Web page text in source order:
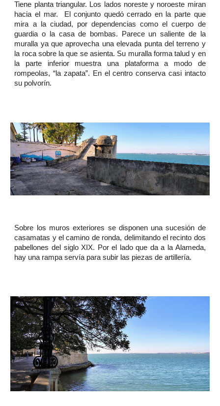
Tiene planta triangular. Los lados noreste y noroeste miran
hacia el mar. El conjunto quedó cerrado en la parte que
mira a la ciudad, por dependencias como el cuerpo de
guardia o la casa de bombas. Parece un saliente de la
muralla ya que aprovecha una elevada punta del terreno y
la roca sobre la que se asienta. Su muralla forma talud y en
la parte inferior muestra una plataforma a modo de
rompeolas, “la zapata”. En el centro conserva casi intacto
su polvorín.
Sobre los muros exteriores se disponen una sucesión de
casamatas y el camino de ronda, delimitando el recinto dos
pabellones del siglo XIX. Por el lado que da a la Alameda,
hay una rampa servía para subir las piezas de artillería.